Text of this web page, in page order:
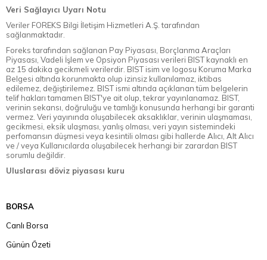
Veri Sağlayıcı Uyarı Notu
Veriler FOREKS Bilgi İletişim Hizmetleri A.Ş. tarafından
sağlanmaktadır.
Foreks tarafından sağlanan Pay Piyasası, Borçlanma Araçları
Piyasası, Vadeli İşlem ve Opsiyon Piyasası verileri BIST kaynaklı en
az 15 dakika gecikmeli verilerdir. BIST isim ve logosu Koruma Marka
Belgesi altında korunmakta olup izinsiz kullanılamaz, iktibas
edilemez, değiştirilemez. BIST ismi altında açıklanan tüm belgelerin
telif hakları tamamen BIST'ye ait olup, tekrar yayınlanamaz. BIST,
verinin sekansı, doğruluğu ve tamlığı konusunda herhangi bir garanti
vermez. Veri yayınında oluşabilecek aksaklıklar, verinin ulaşmaması,
gecikmesi, eksik ulaşması, yanlış olması, veri yayın sistemindeki
perfomansın düşmesi veya kesintili olması gibi hallerde Alıcı, Alt Alıcı
ve / veya Kullanıcılarda oluşabilecek herhangi bir zarardan BIST
sorumlu değildir.
Uluslarası döviz piyasası kuru
BORSA
Canlı Borsa
Günün Özeti